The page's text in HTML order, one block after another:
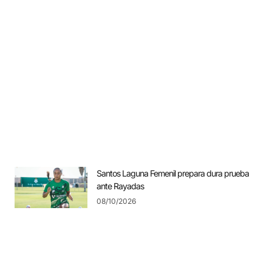
Santos Laguna Femenil prepara dura prueba
ante Rayadas
08/10/2026